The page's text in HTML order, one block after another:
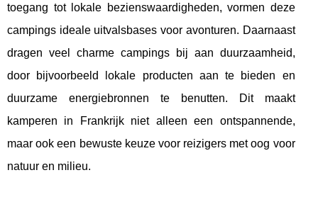
toegang tot lokale bezienswaardigheden, vormen deze
campings ideale uitvalsbases voor avonturen. Daarnaast
dragen veel charme campings bij aan duurzaamheid,
door bijvoorbeeld lokale producten aan te bieden en
duurzame energiebronnen te benutten. Dit maakt
kamperen in Frankrijk niet alleen een ontspannende,
maar ook een bewuste keuze voor reizigers met oog voor
natuur en milieu.